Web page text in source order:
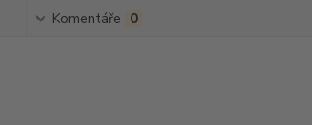
Komentáře 0